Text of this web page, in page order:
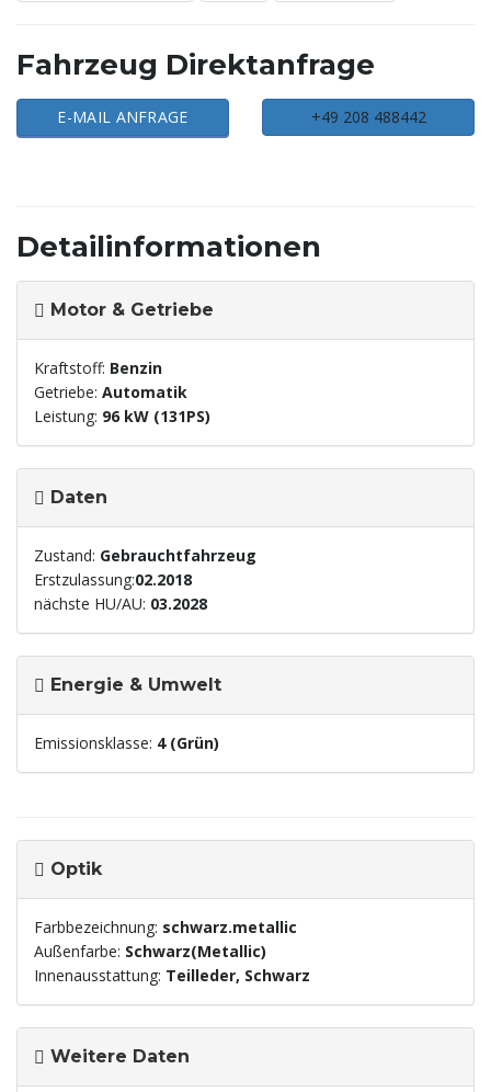
Fahrzeug Direktanfrage
E-MAIL ANFRAGE +49 208 488442
Detailinformationen
Motor & Getriebe
Kraftstoff: Benzin
Getriebe: Automatik
Leistung: 96 kW (131PS)
Daten
Zustand: Gebrauchtfahrzeug
Erstzulassung:02.2018
nächste HU/AU: 03.2028
Energie & Umwelt
Emissionsklasse: 4 (Grün)
Optik
Farbbezeichnung: schwarz.metallic
Außenfarbe: Schwarz(Metallic)
Innenausstattung: Teilleder, Schwarz
Weitere Daten